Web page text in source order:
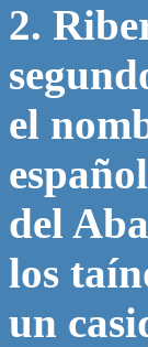
2.
el
del
los
un